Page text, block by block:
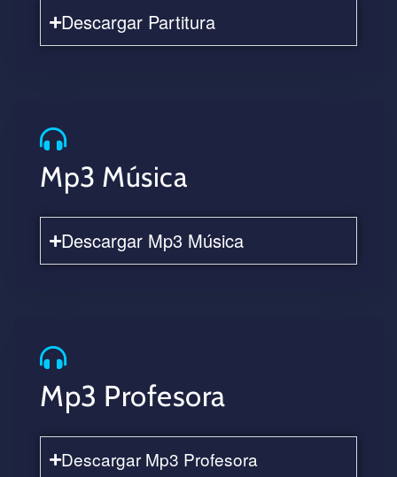
Descargar Partitura
Mp3 Música
Descargar Mp3 Música
Mp3 Profesora
Descargar Mp3 Profesora